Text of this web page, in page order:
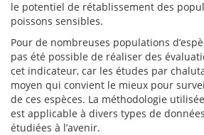
le potentiel de rétablissement des
poissons sensibles.
Pour de nombreuses populations
pas été possible de réaliser des
cet indicateur, car les études par
moyen qui convient le mieux pour
de ces espèces. La méthodologie
est applicable à divers types de
étudiées à l’avenir.